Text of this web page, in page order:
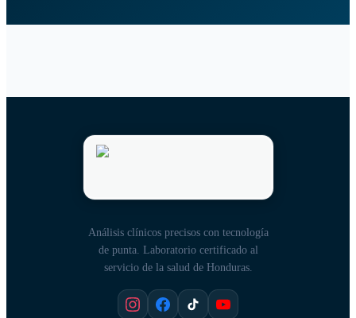
Análisis clínicos precisos con tecnología
de punta. Laboratorio certificado al
servicio de la salud de Honduras.